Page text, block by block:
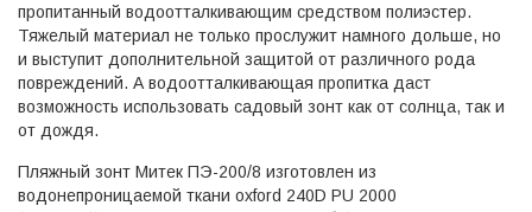
пропитанный водоотталкивающим средством полиэстер.
Тяжелый материал не только прослужит намного дольше, но
и выступит дополнительной защитой от различного рода
повреждений. А водоотталкивающая пропитка даст
возможность использовать садовый зонт как от солнца, так и
от дождя.
Пляжный зонт Митек ПЭ-200/8 изготовлен из
водонепроницаемой ткани oxford 240D PU 2000